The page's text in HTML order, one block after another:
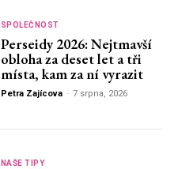
SPOLEČNOST
Perseidy 2026: Nejtmavší
obloha za deset let a tři
místa, kam za ní vyrazit
Petra Zajícova - 7 srpna, 2026
NAŠE TIPY